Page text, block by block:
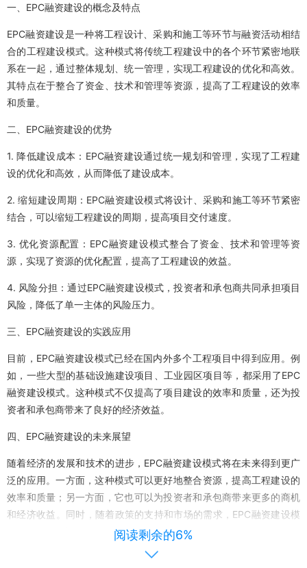
一、EPC融资建设的概念及特点
EPC融资建设是一种将工程设计、采购和施工等环节与融资活动相结
合的工程建设模式。这种模式将传统工程建设中的各个环节紧密地联
系在一起，通过整体规划、统一管理，实现工程建设的优化和高效。
其特点在于整合了资金、技术和管理等资源，提高了工程建设的效率
和质量。
二、EPC融资建设的优势
1. 降低建设成本：EPC融资建设通过统一规划和管理，实现了工程建
设的优化和高效，从而降低了建设成本。
2. 缩短建设周期：EPC融资建设模式将设计、采购和施工等环节紧密
结合，可以缩短工程建设的周期，提高项目交付速度。
3. 优化资源配置：EPC融资建设模式整合了资金、技术和管理等资
源，实现了资源的优化配置，提高了工程建设的效益。
4. 风险分担：通过EPC融资建设模式，投资者和承包商共同承担项目
风险，降低了单一主体的风险压力。
三、EPC融资建设的实践应用
目前，EPC融资建设模式已经在国内外多个工程项目中得到应用。例
如，一些大型的基础设施建设项目、工业园区项目等，都采用了EPC
融资建设模式。这种模式不仅提高了项目建设的效率和质量，还为投
资者和承包商带来了良好的经济效益。
四、EPC融资建设的未来展望
随着经济的发展和技术的进步，EPC融资建设模式将在未来得到更广
泛的应用。一方面，这种模式可以更好地整合资源，提高工程建设的
效率和质量；另一方面，它也可以为投资者和承包商带来更多的商机
和经济收益。同时，随着政策的支持和市场的需求，EPC融资建设模
式也将不断创新和发展，为工程建设领域带来更多的发展机遇。
总之，EPC融资建设模式是当前工程建设领域的一种重要融资模式，
阅读剩余的6%